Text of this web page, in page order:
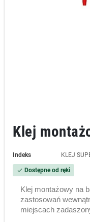
Klej
Indeks KLEJ
check Dostępne od ręki
Klej montażowy na
zastosowań
miejscach